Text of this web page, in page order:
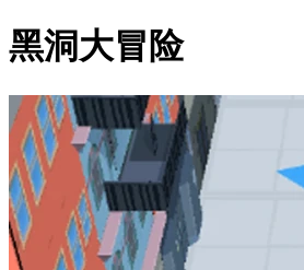
黑洞大冒险